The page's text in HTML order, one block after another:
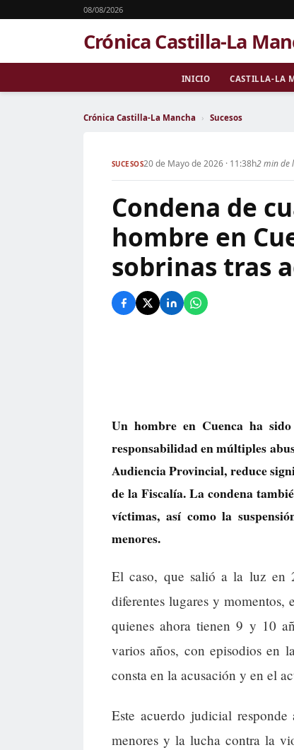
08/08/2026
Crónica Castilla-La
INICIO CASTILLA-LA
Crónica Castilla-La Mancha › Sucesos
SUCESOS20 de Mayo de 2026 · 11:38h2 min de
Condena de
hombre en
sobrinas tras
Un hombre en Cuenca ha
responsabilidad en múltiples
Audiencia Provincial, reduce
de la Fiscalía. La condena
víctimas, así como la
menores.
El caso, que salió a la luz en
diferentes lugares y momentos,
quienes ahora tienen 9 y 10
varios años, con episodios en
consta en la acusación y en el
Este acuerdo judicial
menores y la lucha contra la